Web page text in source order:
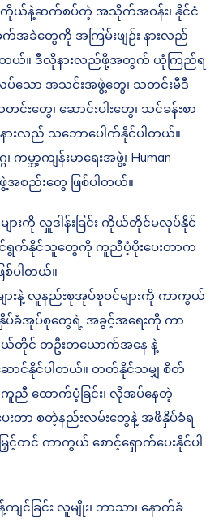
ကိုယ်နဲ့ဆက်စပ်တဲ့ အသိုက်အဝန်း၊ နိုင်ငံ
က်အခဲတွေကို အကြမ်းဖျဉ်း နားလည်
တယ်။ ဒီလိုနားလည်ဖို့အတွက် ယုံကြည်ရ
ော အသင်းအဖွဲ့‌တွေ၊ သတင်းမီဒီ
ေ၊ ဆောင်းပါးတွေ၊ သင်ခန်းစာ
းလည် သဘောပေါက်နိုင်ပါတယ်။
မ္ဘာ့ကျန်းမာရေးအဖွဲ့၊ Human
ဖွဲ့အစည်းတွေ ဖြစ်ပါတယ်။
ျားကို လှူဒါန်းခြင်း ကိုယ်တိုင်မလုပ်နိုင်
က်နိုင်သူတွေကို ကူညီပံ့ပိုးပေးတာက
စ်ပါတယ်။
များနဲ့ လူနည်းစုအုပ်စုဝင်များကို ကာကွယ်
ဖိနှိပ်ခံအုပ်စုတွေရဲ့ အခွင့်အရေးကို ကာ
တိုင် တဦးတယောက်အနေ နဲ့
ောင်နိုင်ပါတယ်။ တတ်နိုင်သမျှ စိတ်
း ကူညီ ထောက်ပံ့ခြင်း၊ လိုအပ်နေတဲ့
ာ စတဲ့နည်းလမ်း‌တွေနဲ့ အဖိနှိပ်ခံရ
တင် ကာကွယ် စောင့်ရှောက်ပေးနိုင်ပါ
ကျင်ခြင်း လူမျိုး၊ ဘာသာ၊ နောက်ခံ